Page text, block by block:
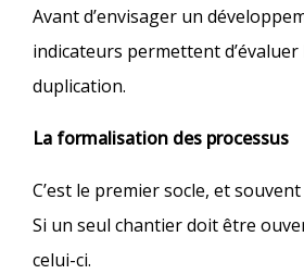
Avant d’envisager un
indicateurs permettent d’évaluer
duplication.
La formalisation des processus
C’est le premier socle, et
Si un seul chantier doit être
celui-ci.